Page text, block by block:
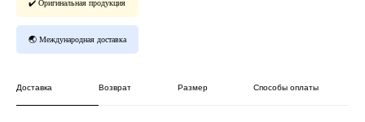
✔️ Оригинальная продукция
🌏 Международная доставка
Доставка Возврат Размер Способы оплаты